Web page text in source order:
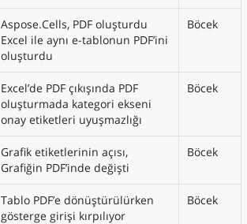
Aspose.Cells, PDF oluşturdu
Excel ile aynı e-tablonun PDF’ini
oluşturdu
Böcek
Excel’de PDF çıkışında PDF
oluşturmada kategori ekseni
onay etiketleri uyuşmazlığı
Böcek
Grafik etiketlerinin açısı,
Grafiğin PDF’inde değişti
Böcek
Tablo PDF’e dönüştürülürken
gösterge girişi kırpılıyor
Böcek